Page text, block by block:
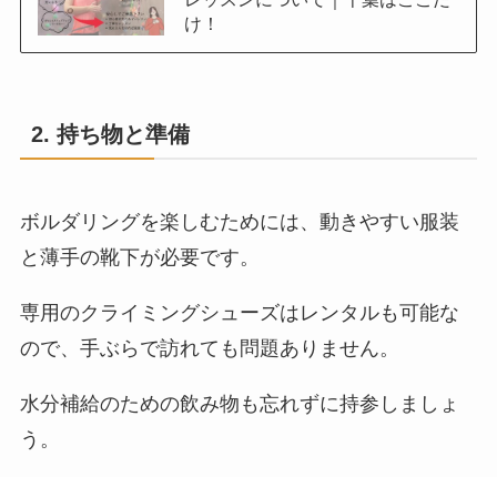
け！
2. 持ち物と準備
ボルダリングを楽しむためには、動きやすい服装
と薄手の靴下が必要です。
専用のクライミングシューズはレンタルも可能な
ので、手ぶらで訪れても問題ありません。
水分補給のための飲み物も忘れずに持参しましょ
う。